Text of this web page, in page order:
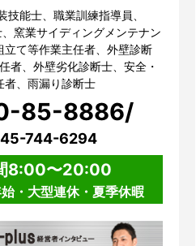
技能士、職業訓練指導員、
窯業サイディングメンテナン
立て等作業主任者、外壁診断
者、外壁劣化診断士、安全・
者、雨漏り診断士
85-8886/
744-6294
8:00〜20:00
・大型連休・夏季休暇